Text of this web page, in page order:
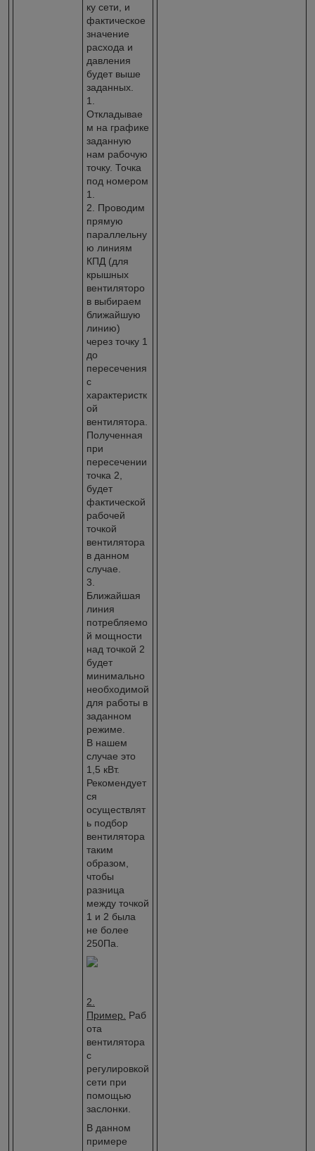
ку сети, и
фактическое
значение
расхода и
давления
будет выше
заданных.
1.
Откладывае
м на графике
заданную
нам рабочую
точку. Точка
под номером
1.
2. Проводим
прямую
параллельну
ю линиям
КПД (для
крышных
вентиляторо
в выбираем
ближайшую
линию)
через точку 1
до
пересечения
с
характеристк
ой
вентилятора.
Полученная
при
пересечении
точка 2,
будет
фактической
рабочей
точкой
вентилятора
в данном
случае.
3.
Ближайшая
линия
потребляемо
й мощности
над точкой 2
будет
минимально
необходимой
для работы в
заданном
режиме.
В нашем
случае это
1,5 кВт.
Рекомендует
ся
осуществлят
ь подбор
вентилятора
таким
образом,
чтобы
разница
между точкой
1 и 2 была
не более
250Па.
2.
Пример.
Раб
ота
вентилятора
с
регулировкой
сети при
помощью
заслонки.
В данном
примере